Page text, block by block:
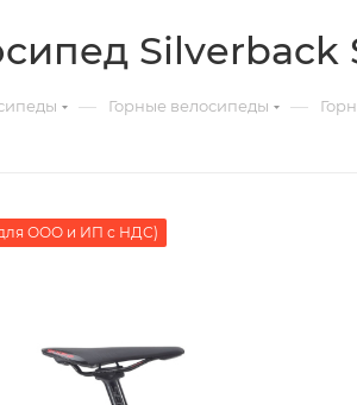
Silverback
— Горные велосипеды —
ООО и ИП с НДС)